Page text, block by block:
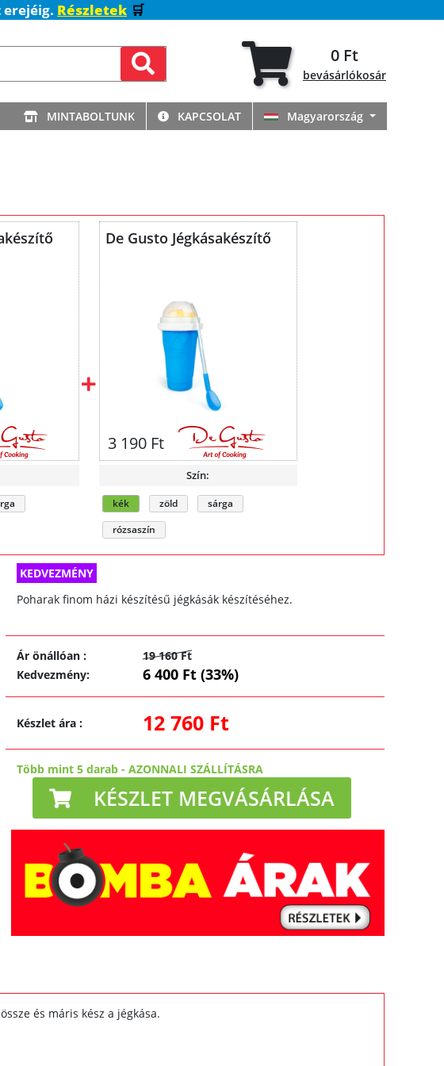
erejéig. Részletek 🛒
0 Ft
bevásárlókosár
MINTABOLTUNK KAPCSOLAT Magyarország
De Gusto Jégkásakészítő
3 190 Ft
Szín:
kék zöld
sárga
rózsaszín
KEDVEZMÉNY
Poharak finom házi készítésű jégkásák készítéséhez.
Ár önállóan :
19 160 Ft
Kedvezmény: 6 400 Ft (33%)
Készlet ára : 12 760 Ft
Több mint 5 darab- AZONNALI SZÁLLÍTÁSRA
KÉSZLET MEGVÁSÁRLÁSA
és máris kész a jégkása.